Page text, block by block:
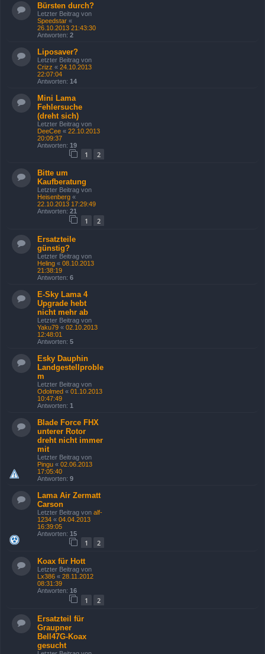
Bürsten durch?
Letzter Beitrag von
Speedstar «
26.10.2013 21:43:30
Antworten: 2
Liposaver?
Letzter Beitrag von
Crizz « 24.10.2013
22:07:04
Antworten: 14
Mini Lama
Fehlersuche
(dreht sich)
Letzter Beitrag von
DeeCee « 22.10.2013
20:09:37
Antworten: 19
1 2
Bitte um
Kaufberatung
Letzter Beitrag von
Heisenberg «
22.10.2013 17:29:49
Antworten: 21
1 2
Ersatzteile
günstig?
Letzter Beitrag von
Heling « 08.10.2013
21:38:19
Antworten: 6
E-Sky Lama 4
Upgrade hebt
nicht mehr ab
Letzter Beitrag von
Yaku79 « 02.10.2013
12:48:01
Antworten: 5
Esky Dauphin
Landgestellproble
m
Letzter Beitrag von
Odolmed « 01.10.2013
10:47:49
Antworten: 1
Blade Force FHX
unterer Rotor
dreht nicht immer
mit
Letzter Beitrag von
Pingu « 02.06.2013
17:05:40
Antworten: 9
Lama Air Zermatt
Carson
Letzter Beitrag von alf-
1234 « 04.04.2013
16:39:05
Antworten: 15
1 2
Koax für Hott
Letzter Beitrag von
Lx386 « 28.11.2012
08:31:39
Antworten: 16
1 2
Ersatzteil für
Graupner
Bell47G-Koax
gesucht